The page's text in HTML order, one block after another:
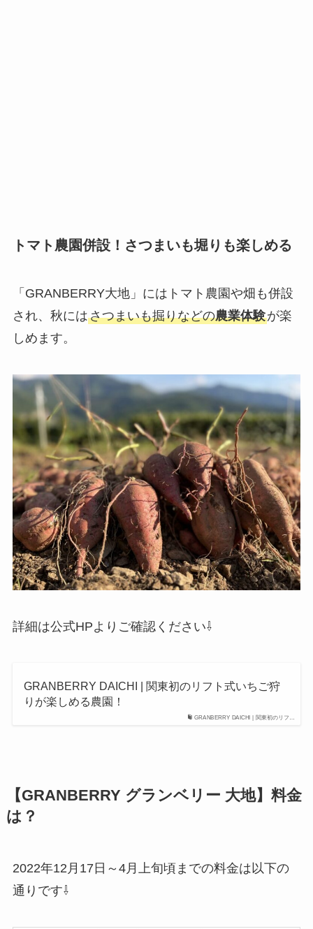
トマト農園併設！さつまいも堀りも楽しめる
「GRANBERRY大地」にはトマト農園や畑も併設
され、秋にはさつまいも掘りなどの農業体験が楽
しめます。
詳細は公式HPよりご確認ください⇩
GRANBERRY DAICHI | 関東初のリフ…
GRANBERRY DAICHI | 関東初のリフト式いちご狩
りが楽しめる農園！
【GRANBERRY グランベリー 大地】料金
は？
2022年12月17日～4月上旬頃までの料金は以下の
通りです⇩